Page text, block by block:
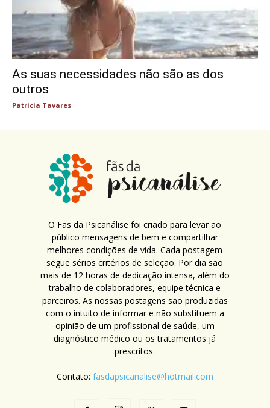
As suas necessidades não são as dos
outros
Patricia Tavares
O Fãs da Psicanálise foi criado para levar ao
público mensagens de bem e compartilhar
melhores condições de vida. Cada postagem
segue sérios critérios de seleção. Por dia são
mais de 12 horas de dedicação intensa, além do
trabalho de colaboradores, equipe técnica e
parceiros. As nossas postagens são produzidas
com o intuito de informar e não substituem a
opinião de um profissional de saúde, um
diagnóstico médico ou os tratamentos já
prescritos.
Contato: fasdapsicanalise@hotmail.com